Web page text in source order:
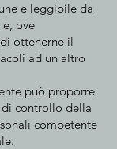
e leggibile da
ove
ottenerne il
ad un altro
può proporre
di controllo della
competente